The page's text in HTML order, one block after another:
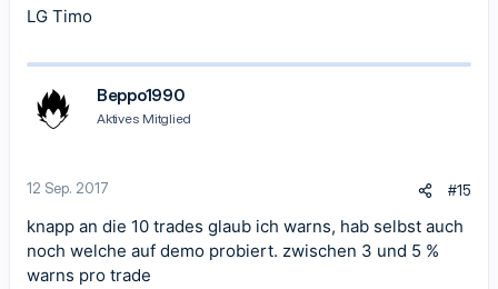
LG Timo
Beppo1990
Aktives Mitglied
12 Sep. 2017 #15
knapp an die 10 trades glaub ich warns, hab selbst auch
noch welche auf demo probiert. zwischen 3 und 5 %
warns pro trade